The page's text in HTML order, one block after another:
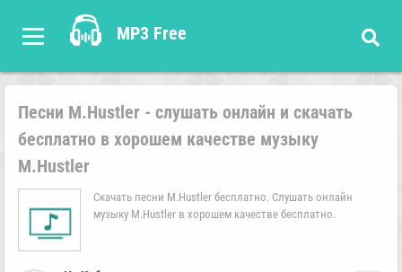
MP3 Free
Песни M.Hustler - слушать онлайн и скачать
бесплатно в хорошем качестве музыку
M.Hustler
Скачать песни M.Hustler бесплатно. Слушать онлайн
музыку M.Hustler в хорошем качестве бесплатно.